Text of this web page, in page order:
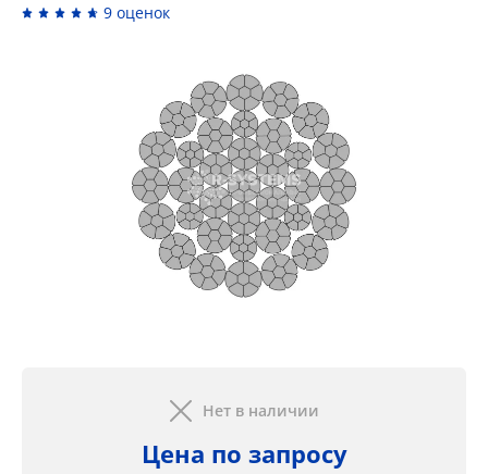
9 оценок
Нет в наличии
Цена по запросу